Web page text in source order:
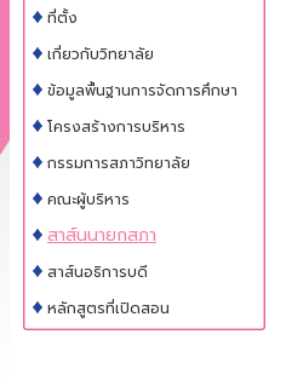
ที่ตั้ง
เกี่ยวกับวิทยาลัย
ข้อมูลพื้นฐานการจัดการศึกษา
โครงสร้างการบริหาร
กรรมการสภาวิทยาลัย
คณะผู้บริหาร
สาส์นนายกสภา
สาส์นอธิการบดี
หลักสูตรที่เปิดสอน